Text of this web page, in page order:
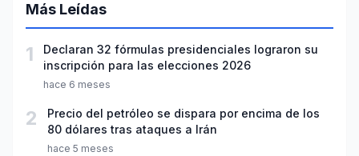
Más Leídas
1
Declaran 32 fórmulas presidenciales lograron su
inscripción para las elecciones 2026
hace 6 meses
2
Precio del petróleo se dispara por encima de los
80 dólares tras ataques a Irán
hace 5 meses